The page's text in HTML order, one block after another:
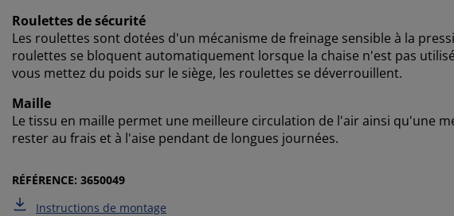
Roulettes de sécurité
Les roulettes sont dotées d'un mécanisme de freinage sensible à la
roulettes se bloquent automatiquement lorsque la chaise n'est pas
vous mettez du poids sur le siège, les roulettes se déverrouillent.
Maille
Le tissu en maille permet une meilleure circulation de l'air ainsi qu'une
rester au frais et à l'aise pendant de longues journées.
RÉFÉRENCE: 3650049
Instructions de montage